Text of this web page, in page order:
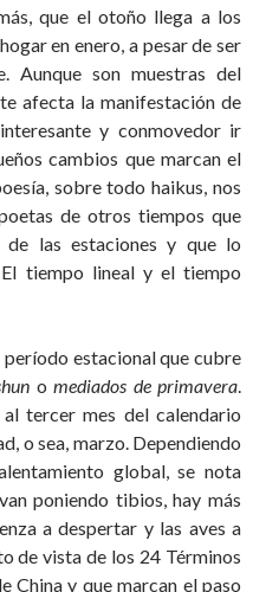
que el otoño llega a los
en enero, a pesar de ser
Aunque son muestras del
afecta la manifestación de
y conmovedor ir
cambios que marcan el
sobre todo haikus, nos
de otros tiempos que
de las estaciones y que lo
tiempo lineal y el tiempo
estacional que cubre
o mediados de primavera.
tercer mes del calendario
o sea, marzo. Dependiendo
global, se nota
poniendo tibios, hay más
a despertar y las aves a
de vista de los 24 Términos
China y que marcan el paso